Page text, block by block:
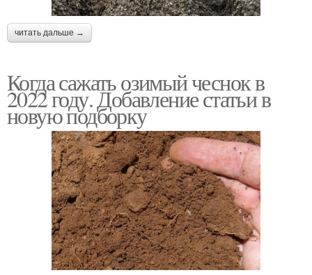
читать дальше →
Когда сажать озимый чеснок в
2022 году. Добавление статьи в
новую подборку